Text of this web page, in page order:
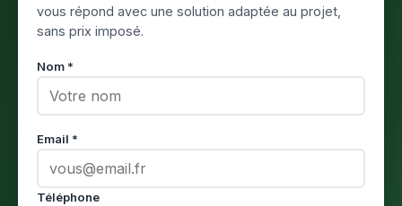
vous répond avec une solution adaptée au projet,
sans prix imposé.
Nom *
Email *
Téléphone